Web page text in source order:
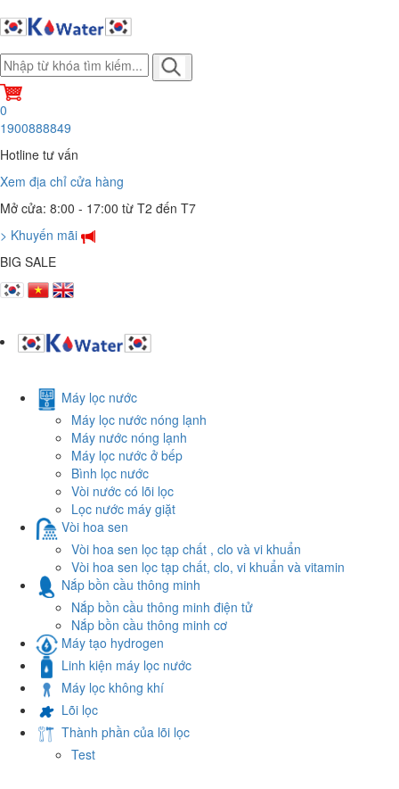
0
1900888849
Hotline tư vấn
Xem địa chỉ cửa hàng
Mở cửa: 8:00 - 17:00 từ T2 đến T7
> Khuyến mãi
BIG SALE
Máy lọc nước
Máy lọc nước nóng lạnh
Máy nước nóng lạnh
Máy lọc nước ở bếp
Bình lọc nước
Vòi nước có lõi lọc
Lọc nước máy giặt
Vòi hoa sen
Vòi hoa sen lọc tạp chất , clo và vi khuẩn
Vòi hoa sen lọc tạp chất, clo, vi khuẩn và vitamin
Nắp bồn cầu thông minh
Nắp bồn cầu thông minh điện tử
Nắp bồn cầu thông minh cơ
Máy tạo hydrogen
Linh kiện máy lọc nước
Máy lọc không khí
Lõi lọc
Thành phần của lõi lọc
Test